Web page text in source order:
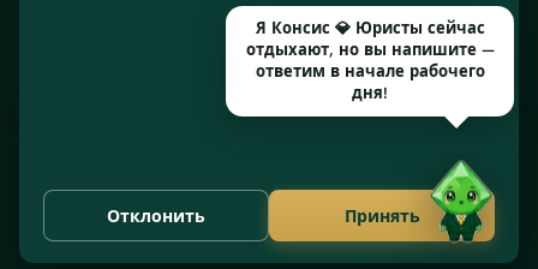
Москва, Варшавское шоссе, д. 1А, помещение 14/7
© 2016–2026 ООО «КОНСИС» · ИНН 7724372334 · КПП 772601001
· ОГРН 1167746646297 · Рег. № 77071/77 от 14.05.2026
Политика конфиденциальности Cookies
Отклонить Принять
Я Консис 💎 Юристы сейчас
отдыхают, но вы напишите —
ответим в начале рабочего
дня!